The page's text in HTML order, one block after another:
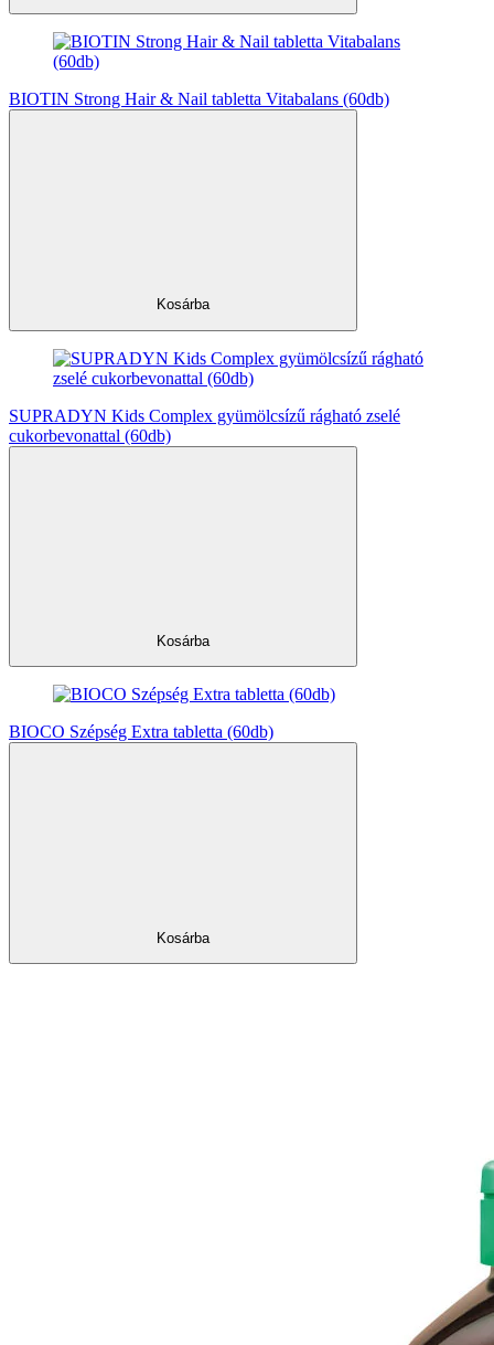
BIOTIN Strong Hair & Nail tabletta Vitabalans (60db)
Kosárba
SUPRADYN Kids Complex gyümölcsízű rágható zselé
cukorbevonattal (60db)
Kosárba
BIOCO Szépség Extra tabletta (60db)
Kosárba